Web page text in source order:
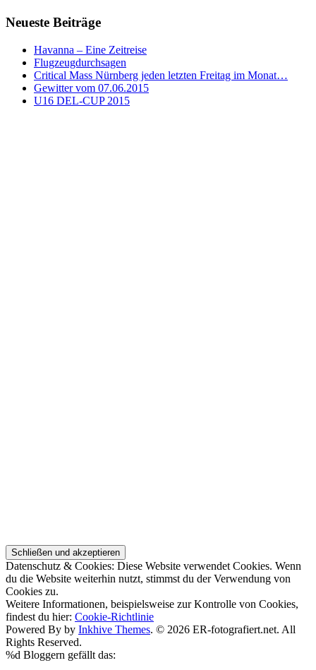
Neueste Beiträge
Havanna – Eine Zeitreise
Flugzeugdurchsagen
Critical Mass Nürnberg jeden letzten Freitag im Monat…
Gewitter vom 07.06.2015
U16 DEL-CUP 2015
Datenschutz & Cookies: Diese Website verwendet Cookies. Wenn
du die Website weiterhin nutzt, stimmst du der Verwendung von
Cookies zu.
Weitere Informationen, beispielsweise zur Kontrolle von Cookies,
findest du hier: Cookie-Richtlinie
Powered By by Inkhive Themes. © 2026 ER-fotografiert.net. All
Rights Reserved.
%d Bloggern gefällt das: